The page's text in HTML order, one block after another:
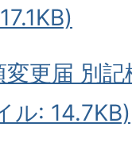
更届 別
ル: 14.7KB)